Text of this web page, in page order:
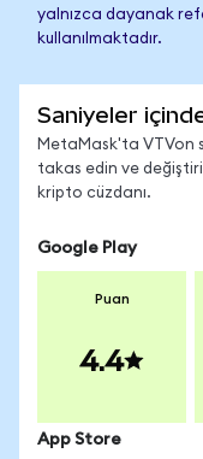
yalnızca dayanak
kullanılmaktadır.
Saniyeler
MetaMask'ta VTVon
takas edin ve
kripto cüzdanı.
Google Play
Puan
4.4
App Store